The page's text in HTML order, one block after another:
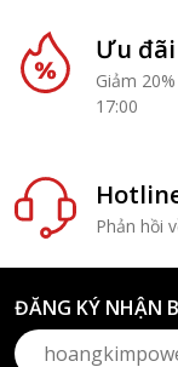
Ưu
Giảm
17:00
Phản hồi
ĐĂNG KÝ NHẬN